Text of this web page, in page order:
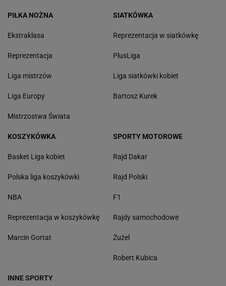
PIŁKA NOŻNA
Ekstraklasa
Reprezentacja
Liga mistrzów
Liga Europy
Mistrzostwa Świata
SIATKÓWKA
Reprezentacja w siatkówkę
PlusLiga
Liga siatkówki kobiet
Bartosz Kurek
KOSZYKÓWKA
Basket Liga kobiet
Polska liga koszykówki
NBA
Reprezentacja w koszykówkę
Marcin Gortat
SPORTY MOTOROWE
Rajd Dakar
Rajd Polski
F1
Rajdy samochodowe
Żużel
Robert Kubica
INNE SPORTY